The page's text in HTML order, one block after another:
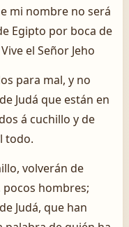
mi nombre no será
Egipto por boca de
el Señor Jeho
para mal, y no
Judá que están en
á cuchillo y de
todo.
volverán de
pocos hombres;
Judá, que han